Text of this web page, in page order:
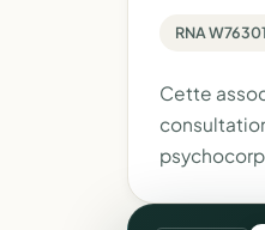
RNA
Cette